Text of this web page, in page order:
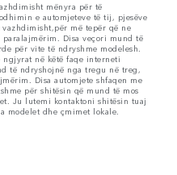
mënyra për të
e automjeteve të tij, pjesëve
më tepër që ne
Disa veçori mund të
për vite të ndryshme modelesh.
në këtë faqe interneti
të ndryshojnë nga tregu në treg,
Disa automjete shfaqen me
për shitësin që mund të mos
Ju lutemi kontaktoni shitësin tuaj
modelet dhe çmimet lokale.